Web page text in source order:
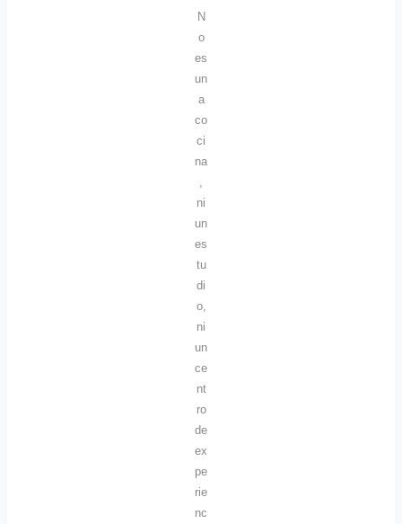
N
o
es
un
a
co
ci
na
ni
un
es
tu
di
o,
ni
un
ce
nt
ro
de
ex
pe
rie
nc